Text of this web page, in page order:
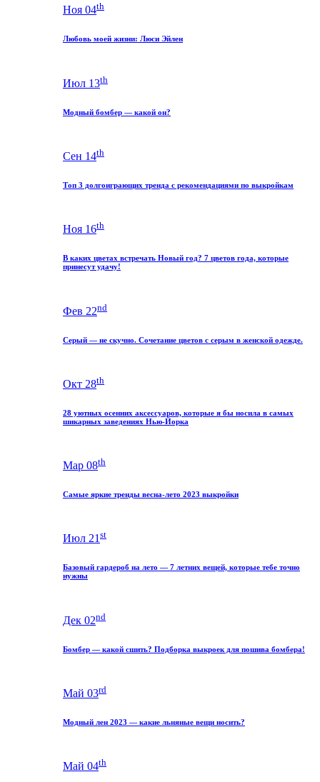
Ноя 04th
Любовь моей жизни: Люси Эйлен
Июл 13th
Модный бомбер — какой он?
Сен 14th
Топ 3 долгоиграющих тренда с рекомендациями по выкройкам
Ноя 16th
В каких цветах встречать Новый год? 7 цветов года, которые
принесут удачу!
Фев 22nd
Серый — не скучно. Сочетание цветов с серым в женской одежде.
Окт 28th
28 уютных осенних аксессуаров, которые я бы носила в самых
шикарных заведениях Нью-Йорка
Мар 08th
Самые яркие тренды весна-лето 2023 выкройки
Июл 21 st
Базовый гардероб на лето — 7 летних вещей, которые тебе точно
нужны
Дек 02nd
Бомбер — какой сшить? Подборка выкроек для пошива бомбера!
Май 03rd
Модный лен 2023 — какие льняные вещи носить?
Май 04th